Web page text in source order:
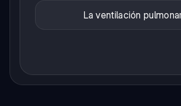
La ventilación